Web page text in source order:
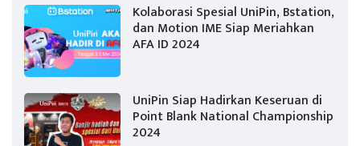
Kolaborasi Spesial UniPin, Bstation,
dan Motion IME Siap Meriahkan
AFA ID 2024
UniPin Siap Hadirkan Keseruan di
Point Blank National Championship
2024